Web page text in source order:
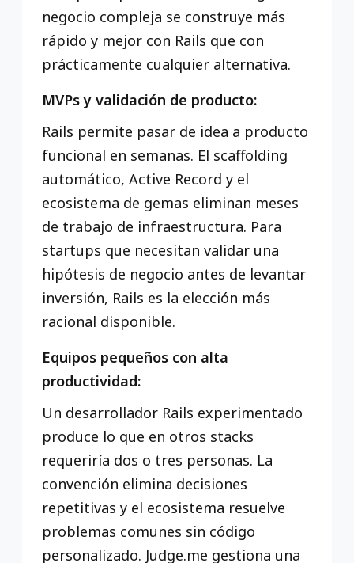
negocio compleja se construye más
rápido y mejor con Rails que con
prácticamente cualquier alternativa.
MVPs y validación de producto:
Rails permite pasar de idea a producto
funcional en semanas. El scaffolding
automático, Active Record y el
ecosistema de gemas eliminan meses
de trabajo de infraestructura. Para
startups que necesitan validar una
hipótesis de negocio antes de levantar
inversión, Rails es la elección más
racional disponible.
Equipos pequeños con alta
productividad:
Un desarrollador Rails experimentado
produce lo que en otros stacks
requeriría dos o tres personas. La
convención elimina decisiones
repetitivas y el ecosistema resuelve
problemas comunes sin código
personalizado. Judge.me gestiona una